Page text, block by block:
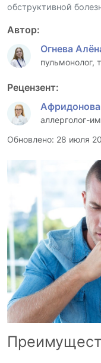
обструктивной
Автор:
Огнева
пульмонолог,
Рецензент:
Афридонова
аллерголог-
Обновлено: 28 июля